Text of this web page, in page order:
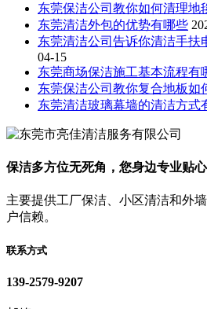
东莞保洁公司教你如何清理地
东莞清洁外包的优势有哪些
东莞清洁公司告诉你清洁手扶
04-15
东莞商场保洁施工基本流程有
东莞保洁公司教你复合地板如
东莞清洁玻璃幕墙的清洁方式
保洁多方位无死角，您身边专业贴
主要提供工厂保洁、小区清洁和外
户信赖。
联系方式
139-2579-9207